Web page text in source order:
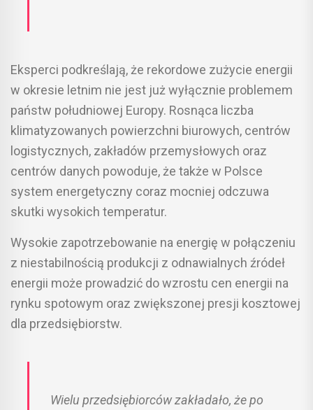
Eksperci podkreślają, że rekordowe zużycie energii
w okresie letnim nie jest już wyłącznie problemem
państw południowej Europy. Rosnąca liczba
klimatyzowanych powierzchni biurowych, centrów
logistycznych, zakładów przemysłowych oraz
centrów danych powoduje, że także w Polsce
system energetyczny coraz mocniej odczuwa
skutki wysokich temperatur.
Wysokie zapotrzebowanie na energię w połączeniu
z niestabilnością produkcji z odnawialnych źródeł
energii może prowadzić do wzrostu cen energii na
rynku spotowym oraz zwiększonej presji kosztowej
dla przedsiębiorstw.
Wielu przedsiębiorców zakładało, że po